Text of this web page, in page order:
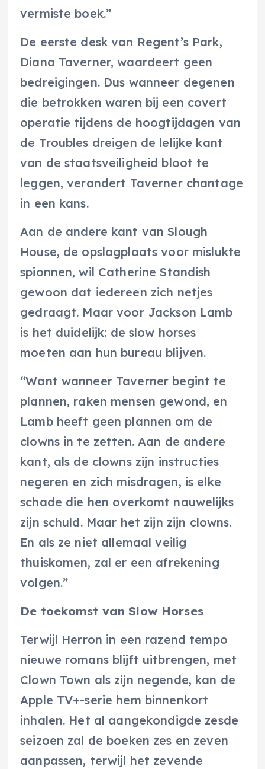
vermiste boek.”
De eerste desk van Regent’s Park,
Diana Taverner, waardeert geen
bedreigingen. Dus wanneer degenen
die betrokken waren bij een covert
operatie tijdens de hoogtijdagen van
de Troubles dreigen de lelijke kant
van de staatsveiligheid bloot te
leggen, verandert Taverner chantage
in een kans.
Aan de andere kant van Slough
House, de opslagplaats voor mislukte
spionnen, wil Catherine Standish
gewoon dat iedereen zich netjes
gedraagt. Maar voor Jackson Lamb
is het duidelijk: de slow horses
moeten aan hun bureau blijven.
“Want wanneer Taverner begint te
plannen, raken mensen gewond, en
Lamb heeft geen plannen om de
clowns in te zetten. Aan de andere
kant, als de clowns zijn instructies
negeren en zich misdragen, is elke
schade die hen overkomt nauwelijks
zijn schuld. Maar het zijn zijn clowns.
En als ze niet allemaal veilig
thuiskomen, zal er een afrekening
volgen.”
De toekomst van Slow Horses
Terwijl Herron in een razend tempo
nieuwe romans blijft uitbrengen, met
Clown Town als zijn negende, kan de
Apple TV+-serie hem binnenkort
inhalen. Het al aangekondigde zesde
seizoen zal de boeken zes en zeven
aanpassen, terwijl het zevende